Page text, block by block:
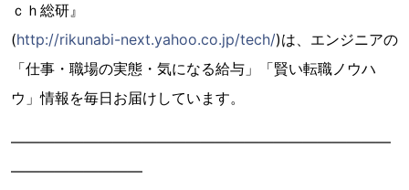
ｃｈ総研』
(http://rikunabi-next.yahoo.co.jp/tech/)は、エンジニアの
「仕事・職場の実態・気になる給与」「賢い転職ノウハ
ウ」情報を毎日お届けしています。
――――――――――――――――――――――――――
―――――――――